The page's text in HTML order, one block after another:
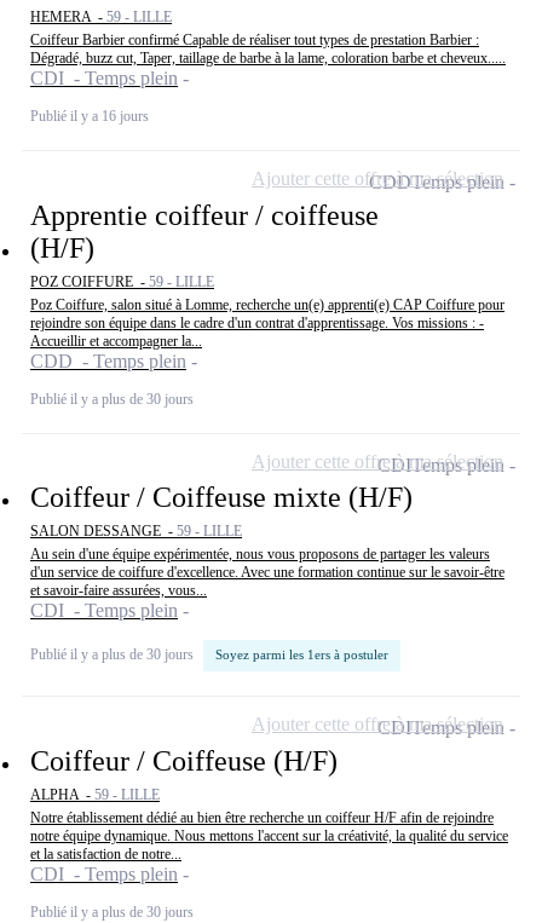
HEMERA - 59 - LILLE
Coiffeur Barbier confirmé Capable de réaliser tout types de prestation Barbier :
Dégradé, buzz cut, Taper, taillage de barbe à la lame, coloration barbe et cheveux.....
CDI - Temps plein
Publié il y a 16 jours
Apprentie coiffeur / coiffeuse
(H/F)
POZ COIFFURE - 59 - LILLE
Poz Coiffure, salon situé à Lomme, recherche un(e) apprenti(e) CAP Coiffure pour
rejoindre son équipe dans le cadre d'un contrat d'apprentissage. Vos missions : -
Accueillir et accompagner la...
CDD - Temps plein
Publié il y a plus de 30 jours
CDDTemps plein
Ajouter cette offre à ma sélection
Coiffeur / Coiffeuse mixte (H/F)
SALON DESSANGE - 59 - LILLE
Au sein d'une équipe expérimentée, nous vous proposons de partager les valeurs
d'un service de coiffure d'excellence. Avec une formation continue sur le savoir-être
et savoir-faire assurées, vous...
CDI - Temps plein
Publié il y a plus de 30 jours Soyez parmi les 1ers à postuler
CDITemps plein
Ajouter cette offre à ma sélection
Coiffeur / Coiffeuse (H/F)
ALPHA - 59 - LILLE
Notre établissement dédié au bien être recherche un coiffeur H/F afin de rejoindre
notre équipe dynamique. Nous mettons l'accent sur la créativité, la qualité du service
et la satisfaction de notre...
CDI - Temps plein
Publié il y a plus de 30 jours
CDITemps plein
Ajouter cette offre à ma sélection